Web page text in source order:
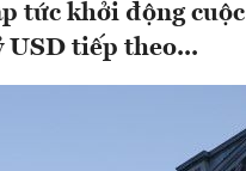
tức khởi động cuộc
USD tiếp theo...